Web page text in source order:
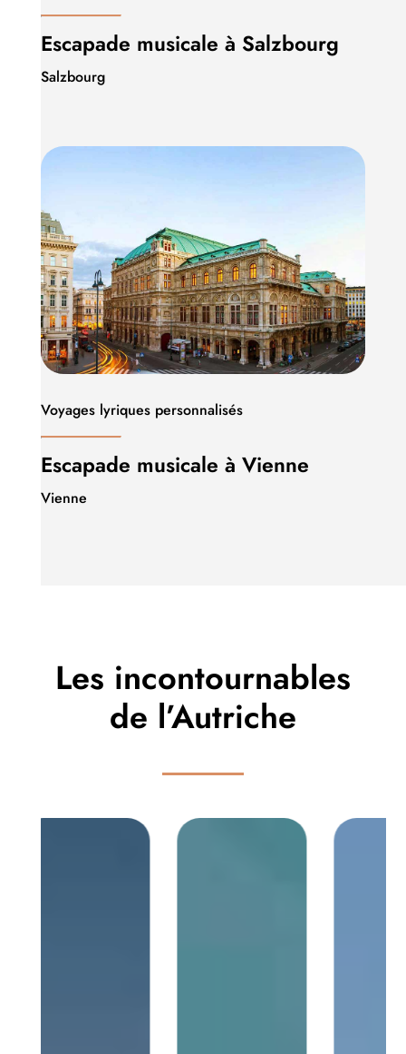
Escapade musicale à Salzbourg
Salzbourg
Voyages lyriques personnalisés
Escapade musicale à Vienne
Vienne
Les incontournables
de l’Autriche